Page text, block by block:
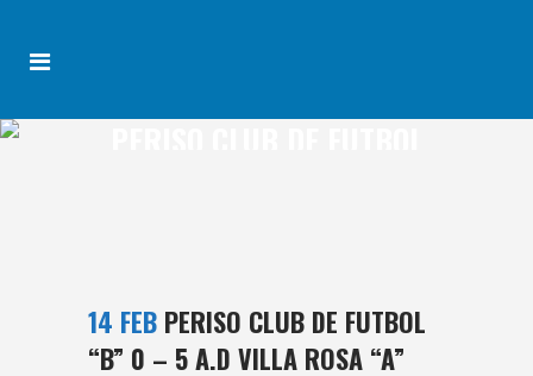
14 FEB PERISO CLUB DE FUTBOL
“B” 0 – 5 A.D VILLA ROSA “A”